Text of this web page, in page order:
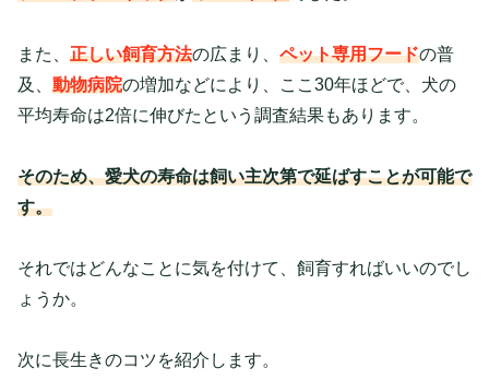
また、 正しい飼育方法の広まり、 ペット専用フードの普
及、 動物病院の増加などにより、ここ30年ほどで、犬の
平均寿命は2倍に伸びたという調査結果もあります。
そのため、愛犬の寿命は飼い主次第で延ばすことが可能で
す。
それではどんなことに気を付けて、飼育すればいいのでし
ょうか。
次に長生きのコツを紹介します。